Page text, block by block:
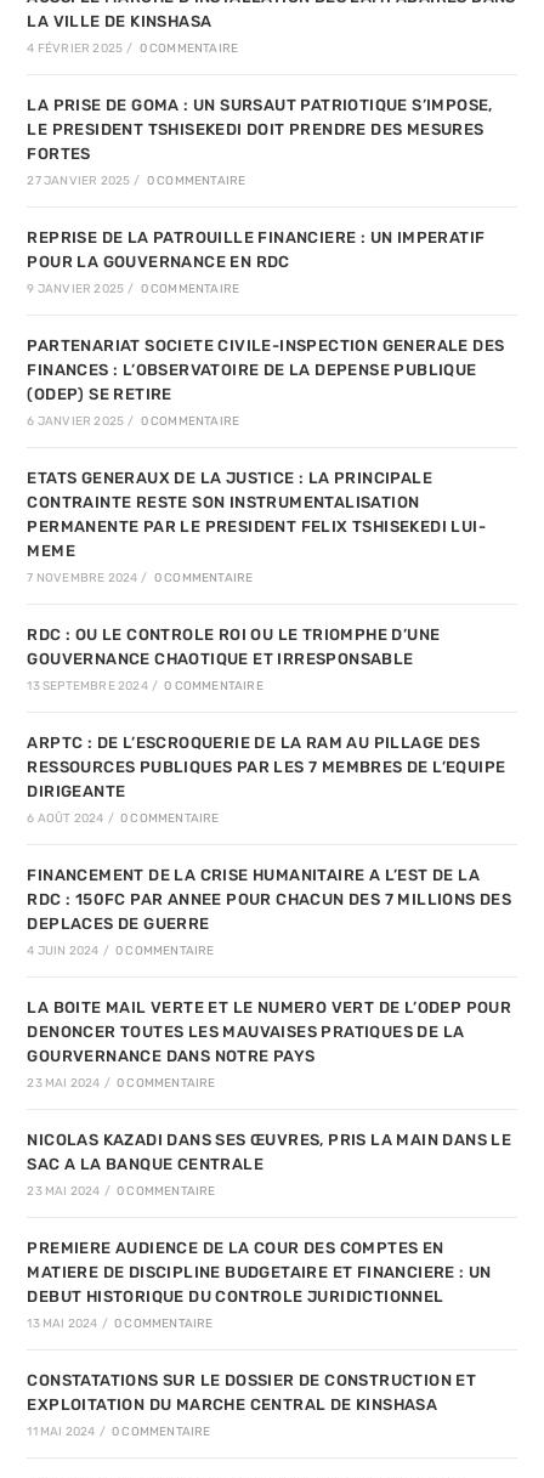
LA VILLE DE KINSHASA
4 FÉVRIER 2025 / 0 COMMENTAIRE
LA PRISE DE GOMA : UN SURSAUT PATRIOTIQUE S’IMPOSE,
LE PRESIDENT TSHISEKEDI DOIT PRENDRE DES MESURES
FORTES
27 JANVIER 2025 / 0 COMMENTAIRE
REPRISE DE LA PATROUILLE FINANCIERE : UN IMPERATIF
POUR LA GOUVERNANCE EN RDC
9 JANVIER 2025 / 0 COMMENTAIRE
PARTENARIAT SOCIETE CIVILE-INSPECTION GENERALE DES
FINANCES : L’OBSERVATOIRE DE LA DEPENSE PUBLIQUE
(ODEP) SE RETIRE
6 JANVIER 2025 / 0 COMMENTAIRE
ETATS GENERAUX DE LA JUSTICE : LA PRINCIPALE
CONTRAINTE RESTE SON INSTRUMENTALISATION
PERMANENTE PAR LE PRESIDENT FELIX TSHISEKEDI LUI-
MEME
7 NOVEMBRE 2024 / 0 COMMENTAIRE
RDC : OU LE CONTROLE ROI OU LE TRIOMPHE D’UNE
GOUVERNANCE CHAOTIQUE ET IRRESPONSABLE
13 SEPTEMBRE 2024 / 0 COMMENTAIRE
ARPTC : DE L’ESCROQUERIE DE LA RAM AU PILLAGE DES
RESSOURCES PUBLIQUES PAR LES 7 MEMBRES DE L’EQUIPE
DIRIGEANTE
6 AOÛT 2024 / 0 COMMENTAIRE
FINANCEMENT DE LA CRISE HUMANITAIRE A L’EST DE LA
RDC : 150FC PAR ANNEE POUR CHACUN DES 7 MILLIONS DES
DEPLACES DE GUERRE
4 JUIN 2024 / 0 COMMENTAIRE
LA BOITE MAIL VERTE ET LE NUMERO VERT DE L’ODEP POUR
DENONCER TOUTES LES MAUVAISES PRATIQUES DE LA
GOURVERNANCE DANS NOTRE PAYS
23 MAI 2024 / 0 COMMENTAIRE
NICOLAS KAZADI DANS SES ŒUVRES, PRIS LA MAIN DANS LE
SAC A LA BANQUE CENTRALE
23 MAI 2024 / 0 COMMENTAIRE
PREMIERE AUDIENCE DE LA COUR DES COMPTES EN
MATIERE DE DISCIPLINE BUDGETAIRE ET FINANCIERE : UN
DEBUT HISTORIQUE DU CONTROLE JURIDICTIONNEL
13 MAI 2024 / 0 COMMENTAIRE
CONSTATATIONS SUR LE DOSSIER DE CONSTRUCTION ET
EXPLOITATION DU MARCHE CENTRAL DE KINSHASA
11 MAI 2024 / 0 COMMENTAIRE